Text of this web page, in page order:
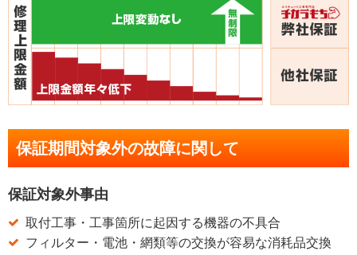
保証期間対象外の故障に関して
保証対象外事由
取付工事・工事箇所に起因する機器の不具合
フィルター・電池・網類等の交換が容易な消耗品交換